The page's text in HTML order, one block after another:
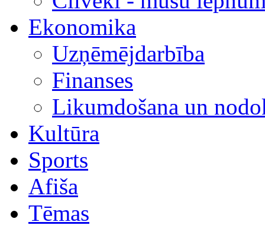
Ekonomika
Uzņēmējdarbība
Finanses
Likumdošana un
Kultūra
Sports
Afiša
Tēmas